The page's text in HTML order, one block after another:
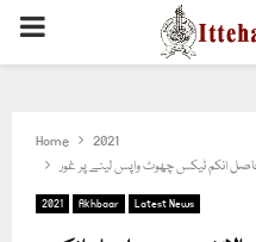
PRIMARY
Home
2021
انکم ٹیکس چھوٹ واپس لینے پر غور
2021 Akhbaar Latest News